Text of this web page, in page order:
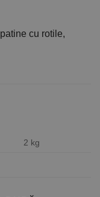
cu rotile,
2 kg